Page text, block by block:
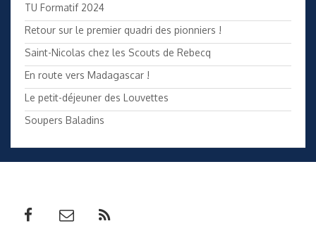
TU Formatif 2024
Retour sur le premier quadri des pionniers !
Saint-Nicolas chez les Scouts de Rebecq
En route vers Madagascar !
Le petit-déjeuner des Louvettes
Soupers Baladins